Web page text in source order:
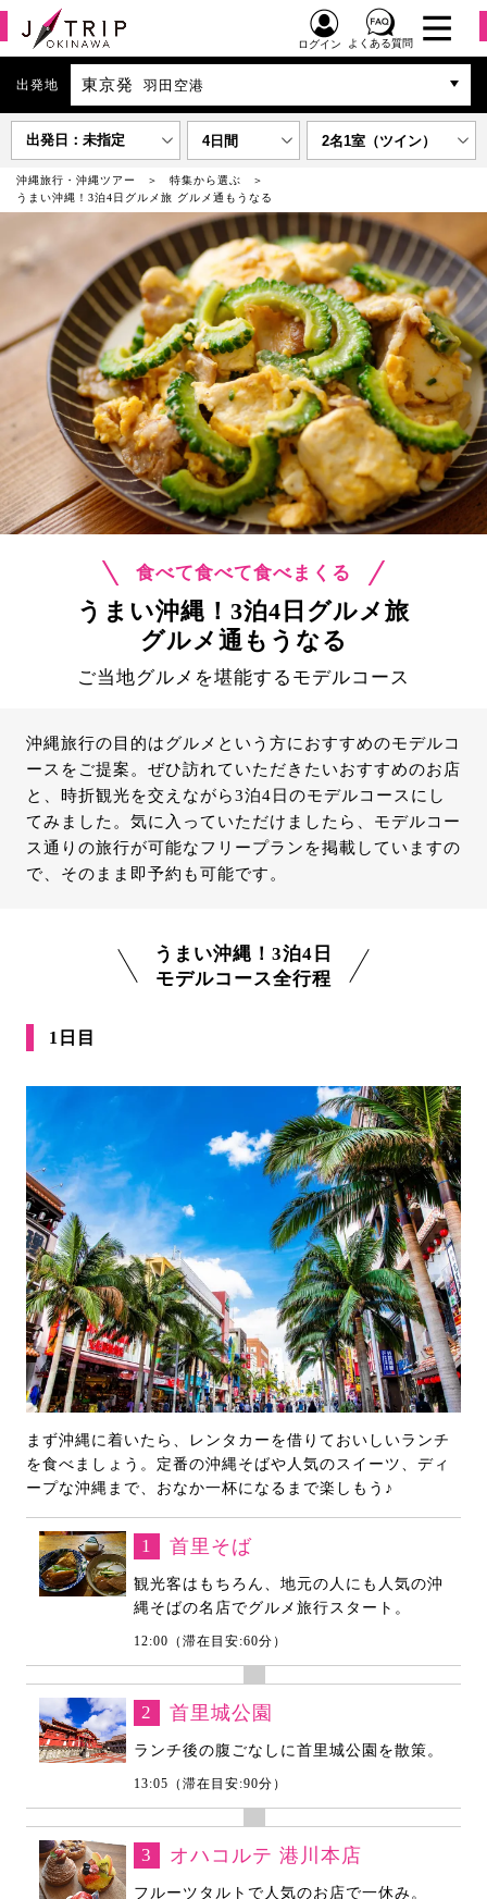
ログイン よくある質問
出発地 東京発 羽田空港
出発日：未指定 4日間 2名1室（ツイン）
沖縄旅行・沖縄ツアー
特集から選ぶ
うまい沖縄！3泊4日グルメ旅 グルメ通もうなる
食べて食べて食べまくる
うまい沖縄！3泊4日グルメ旅
グルメ通もうなる
ご当地グルメを堪能するモデルコース
沖縄旅行の目的はグルメという方におすすめのモデルコ
ースをご提案。ぜひ訪れていただきたいおすすめのお店
と、時折観光を交えながら3泊4日のモデルコースにし
てみました。気に入っていただけましたら、モデルコー
ス通りの旅行が可能なフリープランを掲載していますの
で、そのまま即予約も可能です。
うまい沖縄！3泊4日
モデルコース全行程
1日目
まず沖縄に着いたら、レンタカーを借りておいしいランチ
を食べましょう。定番の沖縄そばや人気のスイーツ、ディ
ープな沖縄まで、おなか一杯になるまで楽しもう♪
1 首里そば
観光客はもちろん、地元の人にも人気の沖
縄そばの名店でグルメ旅行スタート。
12:00（滞在目安:60分）
2 首里城公園
ランチ後の腹ごなしに首里城公園を散策。
13:05（滞在目安:90分）
3 オハコルテ 港川本店
フルーツタルトで人気のお店で一休み。